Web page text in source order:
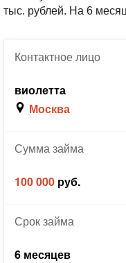
тыс. рублей. На 6
Контактноелицо
виолетта
Москва
Суммазайма
100 000 руб.
Срокзайма
6 месяцев